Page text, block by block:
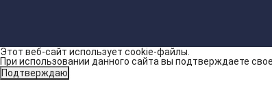
Этот веб-сайт использует cookie-файлы.
При использовании данного сайта вы подтверждаете
Подтверждаю